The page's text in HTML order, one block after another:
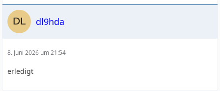
dl9hda
8. Juni 2026 um 21:54
erledigt